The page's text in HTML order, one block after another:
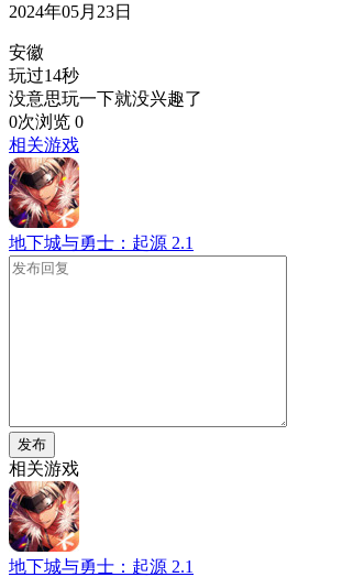
2024年05月23日
安徽
玩过14秒
没意思玩一下就没兴趣了
0次浏览 0
相关游戏
地下城与勇士：起源 2.1
发布
相关游戏
地下城与勇士：起源 2.1